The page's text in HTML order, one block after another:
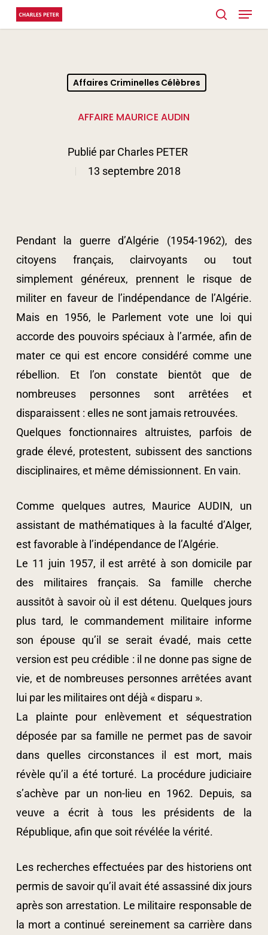
Skip
to
search
Menu
Affaires Criminelles Célèbres
AFFAIRE MAURICE AUDIN
Publié par Charles PETER
13 septembre 2018
Pendant la guerre d’Algérie (1954-1962), des
citoyens français, clairvoyants ou tout
simplement généreux, prennent le risque de
militer en faveur de l’indépendance de l’Algérie.
Mais en 1956, le Parlement vote une loi qui
accorde des pouvoirs spéciaux à l’armée, afin de
mater ce qui est encore considéré comme une
rébellion. Et l’on constate bientôt que de
nombreuses personnes sont arrêtées et
disparaissent : elles ne sont jamais retrouvées.
Quelques fonctionnaires altruistes, parfois de
grade élevé, protestent, subissent des sanctions
disciplinaires, et même démissionnent. En vain.
Comme quelques autres, Maurice AUDIN, un
assistant de mathématiques à la faculté d’Alger,
est favorable à l’indépendance de l’Algérie.
Le 11 juin 1957, il est arrêté à son domicile par
des militaires français. Sa famille cherche
aussitôt à savoir où il est détenu. Quelques jours
plus tard, le commandement militaire informe
son épouse qu’il se serait évadé, mais cette
version est peu crédible : il ne donne pas signe de
vie, et de nombreuses personnes arrêtées avant
lui par les militaires ont déjà « disparu ».
La plainte pour enlèvement et séquestration
déposée par sa famille ne permet pas de savoir
dans quelles circonstances il est mort, mais
révèle qu’il a été torturé. La procédure judiciaire
s’achève par un non-lieu en 1962. Depuis, sa
veuve a écrit à tous les présidents de la
République, afin que soit révélée la vérité.
Les recherches effectuées par des historiens ont
permis de savoir qu’il avait été assassiné dix jours
après son arrestation. Le militaire responsable de
la mort a continué sereinement sa carrière dans